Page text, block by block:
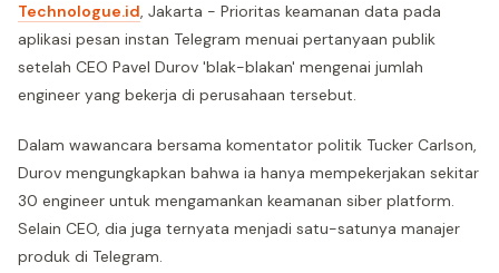
Technologue.id, Jakarta - Prioritas keamanan data pada
aplikasi pesan instan Telegram menuai pertanyaan publik
setelah CEO Pavel Durov 'blak-blakan' mengenai jumlah
engineer yang bekerja di perusahaan tersebut.
Dalam wawancara bersama komentator politik Tucker Carlson,
Durov mengungkapkan bahwa ia hanya mempekerjakan sekitar
30 engineer untuk mengamankan keamanan siber platform.
Selain CEO, dia juga ternyata menjadi satu-satunya manajer
produk di Telegram.